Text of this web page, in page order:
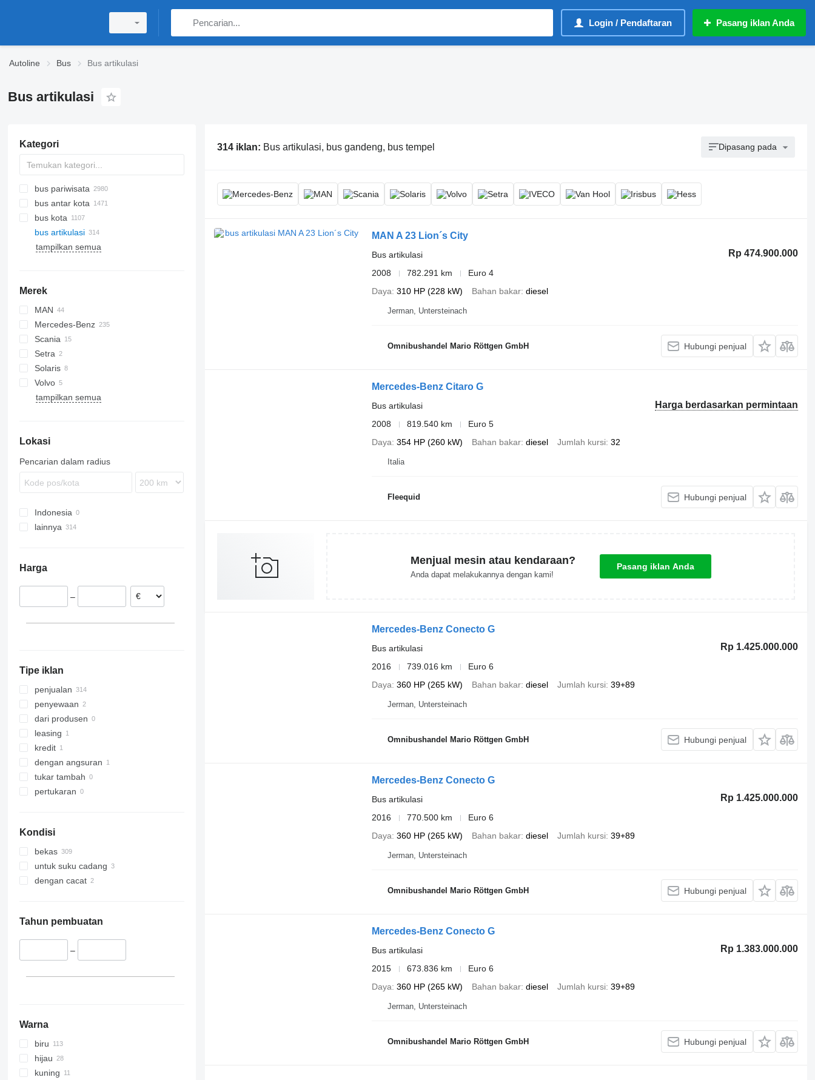
Login / Pendaftaran Pasang iklan Anda
Autoline Bus Bus artikulasi
Bus artikulasi
Kategori
bus pariwisata
bus antar kota
bus kota
bus artikulasi
tampilkan semua
Merek
MAN
A-series
Lion's series
Mercedes-Benz
Citaro
Conecto
O-series
Scania
Setra
SG
Solaris
Urbino
Volvo
7700
tampilkan semua
Lokasi
Pencarian dalam radius
Indonesia
lainnya
Polandia
Swedia
Harga
–
Tipe iklan
penjualan
penyewaan
dari produsen
leasing
kredit
dengan angsuran
tukar tambah
pertukaran
Kondisi
bekas
untuk suku cadang
dengan cacat
Tahun pembuatan
–
Warna
biru
hijau
kuning
314 iklan: Bus artikulasi, bus gandeng, bus tempel Dipasang pada
MAN A 23 Lion´s City
Rp 474.900.000
Bus artikulasi
2008
782.291 km
Euro 4
Daya 310 HP (228 kW) Bahan bakar diesel
Jerman, Untersteinach
Omnibushandel Mario Röttgen GmbH Hubungi penjual
Mercedes-Benz Citaro G
Harga berdasarkan permintaan
Bus artikulasi
2008
819.540 km
Euro 5
Daya 354 HP (260 kW) Bahan bakar diesel Jumlah kursi 32
Italia
Fleequid Hubungi penjual
Menjual mesin atau kendaraan?
Anda dapat melakukannya dengan kami!
Pasang iklan Anda
Mercedes-Benz Conecto G
Rp 1.425.000.000
Bus artikulasi
2016
739.016 km
Euro 6
Daya 360 HP (265 kW) Bahan bakar diesel Jumlah kursi 39+89
Jerman, Untersteinach
Omnibushandel Mario Röttgen GmbH Hubungi penjual
Mercedes-Benz Conecto G
Rp 1.425.000.000
Bus artikulasi
2016
770.500 km
Euro 6
Daya 360 HP (265 kW) Bahan bakar diesel Jumlah kursi 39+89
Jerman, Untersteinach
Omnibushandel Mario Röttgen GmbH Hubungi penjual
Mercedes-Benz Conecto G
Rp 1.383.000.000
Bus artikulasi
2015
673.836 km
Euro 6
Daya 360 HP (265 kW) Bahan bakar diesel Jumlah kursi 39+89
Jerman, Untersteinach
Omnibushandel Mario Röttgen GmbH Hubungi penjual